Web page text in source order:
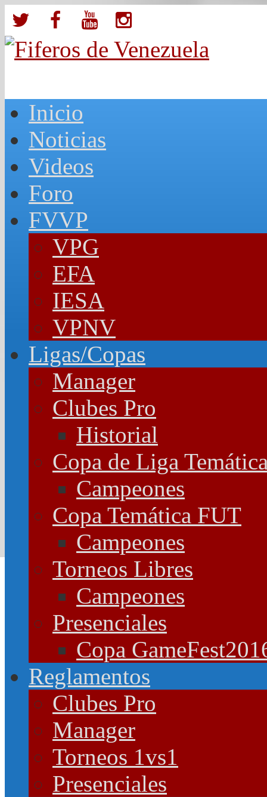
Inicio
Noticias
Videos
Foro
FVVP
VPG
EFA
IESA
VPNV
Ligas/Copas
Manager
Clubes Pro
Historial
Copa de Liga
Campeones
Copa Temática FUT
Campeones
Torneos Libres
Campeones
Presenciales
Copa
Reglamentos
Clubes Pro
Manager
Torneos 1vs1
Presenciales